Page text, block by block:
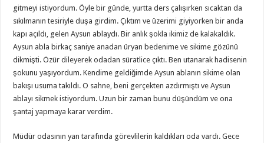
gitmeyi istiyordum. Öyle bir günde, yurtta ders çalışırken sıcaktan da
sıkılmanın tesiriyle duşa girdim. Çıktım ve üzerimi giyiyorken bir anda
kapı açıldı, gelen Aysun ablaydı. Bir anlık şokla ikimiz de kalakaldık.
Aysun abla birkaç saniye anadan üryan bedenime ve sikime gözünü
dikmişti. Özür dileyerek odadan süratlice çıktı. Ben utanarak hadisenin
şokunu yaşıyordum. Kendime geldiğimde Aysun ablanın sikime olan
bakışı usuma takıldı. O sahne, beni gerçekten azdırmıştı ve Aysun
ablayı sikmek istiyordum. Uzun bir zaman bunu düşündüm ve ona
şantaj yapmaya karar verdim.
Müdür odasının yan tarafında görevlilerin kaldıkları oda vardı. Gece